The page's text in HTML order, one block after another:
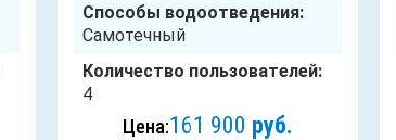
Способы водоотведения:
Самотечный
Количество пользователей:
4
Цена:161 900 руб.